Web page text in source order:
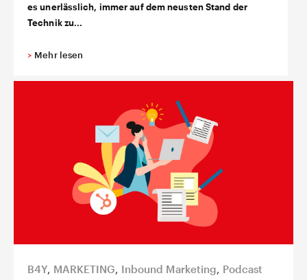
es unerlässlich, immer auf dem neusten Stand der
Technik zu...
> Mehr lesen
B4Y, MARKETING, Inbound Marketing, Podcast